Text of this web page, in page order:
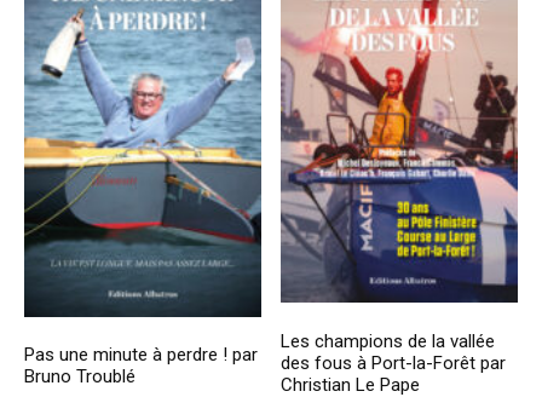
Pas une minute à perdre ! par
Bruno Troublé
Les champions de la vallée
des fous à Port-la-Forêt par
Christian Le Pape